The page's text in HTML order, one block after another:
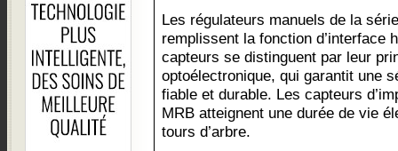
Les régulateurs manuels de la
remplissent la fonction d’interface
capteurs se distinguent par leur
optoélectronique, qui garantit une
fiable et durable. Les capteurs
MRB atteignent une durée de vie
tours d’arbre.